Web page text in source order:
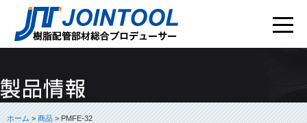
ホーム>商品> PMFE-32